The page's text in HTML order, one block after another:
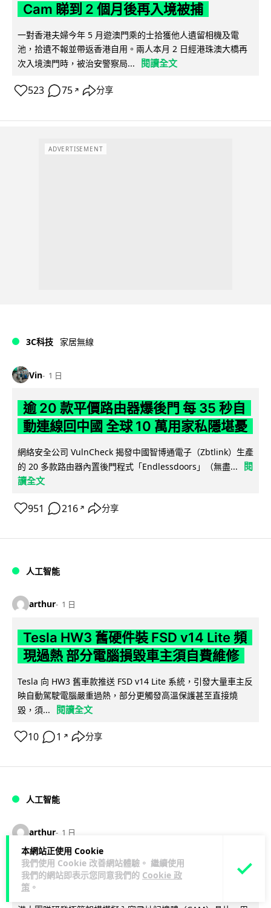
本網站正使用 Cookie
我們使用 Cookie 改善網站體驗。 繼續使用
我們的網站即表示您同意我們的 Cookie 政
策 。
Cam 睇到 2 個月後再入境被捕
一對香港夫婦今年 5 月遊澳門乘的士拾獲他人遺留相機及電
池，拾遺不報並帶返香港自用。兩人本月 2 日經港珠澳大橋再
次入境澳門時，被治安警察局...
閱讀全文
523 75 ↗ 分享
ADVERTISEMENT
3C科技 家居無線
Vin 1 日
逾 20 款平價路由器爆後門 每 35 秒自
動連線回中國 全球 10 萬用家私隱堪憂
網絡安全公司 VulnCheck 揭發中國智博通電子（Zbtlink）生產
的 20 多款路由器內置後門程式「Endlessdoors」（無盡...
閱
讀全文
951 216 ↗ 分享
人工智能
arthur 1 日
Tesla HW3 舊硬件裝 FSD v14 Lite 頻
現過熱 部分電腦損毀車主須自費維修
Tesla 向 HW3 舊車款推送 FSD v14 Lite 系統，引發大量車主反
映自動駕駛電腦嚴重過熱，部分更觸發高溫保護甚至直接燒
毀，須...
閱讀全文
10 1 ↗ 分享
人工智能
arthur 1 日
港大工程學院研極簡架構晶片 搜尋速度
勝標準 CPU 1 億倍